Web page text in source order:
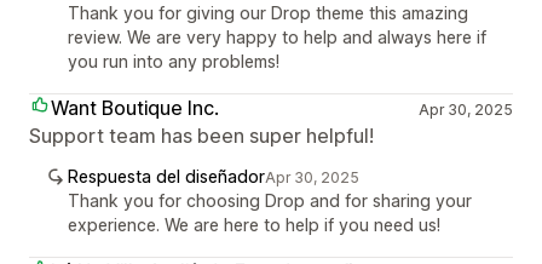
Thank you for giving our Drop theme this amazing
review. We are very happy to help and always here if
you run into any problems!
Want Boutique Inc. Apr 30, 2025
Support team has been super helpful!
Respuesta del diseñadorApr 30, 2025
Thank you for choosing Drop and for sharing your
experience. We are here to help if you need us!